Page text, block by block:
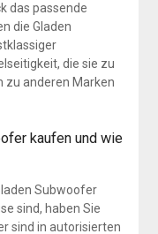
das passende
die Gladen
die sie zu
zu anderen Marken
kaufen und wie
Subwoofer
sind, haben Sie
sind in autorisierten